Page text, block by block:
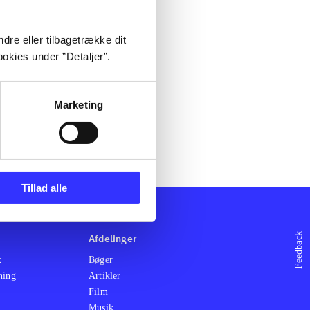
eller tilbagetrække dit
under ”Detaljer”.
Marketing
Tillad alle
Feedback
Afdelinger
Bøger
Artikler
Film
Musik